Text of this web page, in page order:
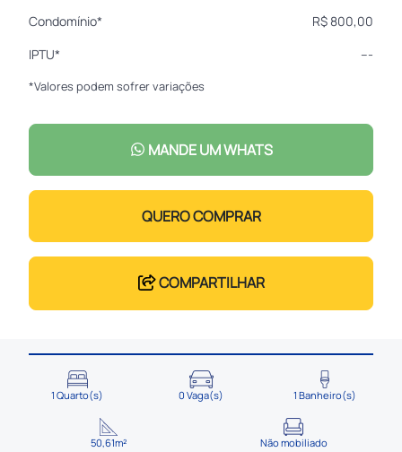
Condomínio*
R$ 800,00
IPTU*
---
*Valores podem sofrer variações
MANDE UM WHATS
QUERO COMPRAR
COMPARTILHAR
1 Quarto(s) 0 Vaga(s) 1 Banheiro(s)
50,61m² Não mobiliado